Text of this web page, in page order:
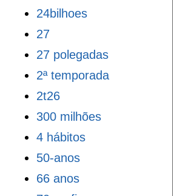
24bilhoes
27
27 polegadas
2ª temporada
2t26
300 milhões
4 hábitos
50-anos
66 anos